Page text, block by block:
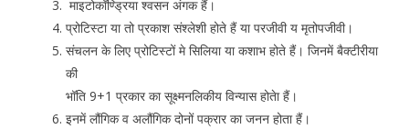
माइटोकॉण्ड्रिया श्वसन अंगक हैं।
प्रोटिस्टा या तो प्रकाश संश्लेशी होते हैं या परजीवी य मृतोपजीवी।
संचलन के लिए प्रोटिस्टों मे सिलिया या कशाभ होते हैं। जिनमें बैक्टीरीया
की
भॉति 9+1 प्रकार का सूक्ष्मनलिकीय विन्यास होतेा हैं।
इनमें लौंगिक व अलौंगिक दोनों पक्रार का जनन होता हैं।